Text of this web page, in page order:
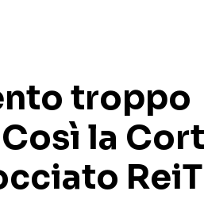
troppo
la